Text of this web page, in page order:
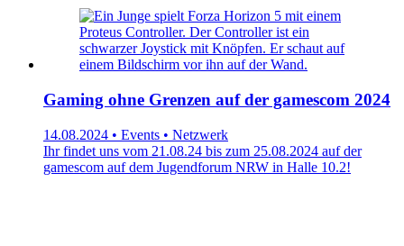
Gaming ohne Grenzen auf der gamescom 2024
14.08.2024 • Events • Netzwerk
Ihr findet uns vom 21.08.24 bis zum 25.08.2024 auf der
gamescom auf dem Jugendforum NRW in Halle 10.2!